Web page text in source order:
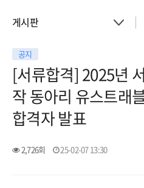
게시판
About
객실
공지
[서류합격] 2025년
작 동아리 유스트래
합격자 발표
2,726회 25-02-07 13:30